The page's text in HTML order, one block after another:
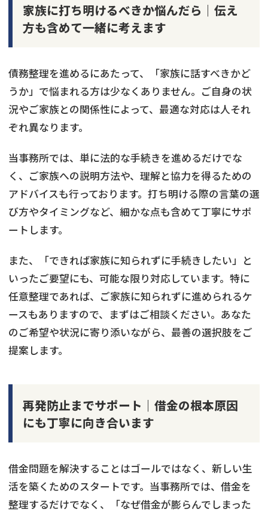
家族に打ち明けるべきか悩んだら｜伝え
方も含めて一緒に考えます
債務整理を進めるにあたって、「家族に話すべきかど
うか」で悩まれる方は少なくありません。ご自身の状
況やご家族との関係性によって、最適な対応は人それ
ぞれ異なります。
当事務所では、単に法的な手続きを進めるだけでな
く、ご家族への説明方法や、理解と協力を得るための
アドバイスも行っております。打ち明ける際の言葉の選
び方やタイミングなど、細かな点も含めて丁寧にサポ
ートします。
また、「できれば家族に知られずに手続きしたい」と
いったご要望にも、可能な限り対応しています。特に
任意整理であれば、ご家族に知られずに進められるケ
ースもありますので、まずはご相談ください。あなた
のご希望や状況に寄り添いながら、最善の選択肢をご
提案します。
再発防止までサポート｜借金の根本原因
にも丁寧に向き合います
借金問題を解決することはゴールではなく、新しい生
活を築くためのスタートです。当事務所では、借金を
整理するだけでなく、「なぜ借金が膨らんでしまった